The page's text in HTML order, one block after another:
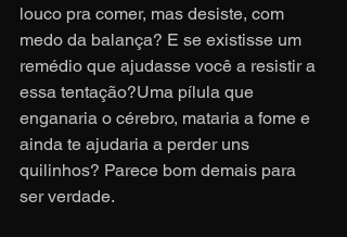
louco pra comer, mas desiste, com
medo da balança? E se existisse um
remédio que ajudasse você a resistir a
essa tentação?Uma pílula que
enganaria o cérebro, mataria a fome e
ainda te ajudaria a perder uns
quilinhos? Parece bom demais para
ser verdade.